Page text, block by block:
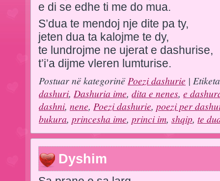
e di se edhe ti me do mua.
S’dua te mendoj nje dite pa ty,
jeten dua ta kalojme te dy,
te lundrojme ne ujerat e dashurise,
t’i’a dijme vleren lumturise.
Postuar në kategorinë Poezi dashurie |
dashuri, Dashuria ime, dita e nenes, e
dashni, nene, Poezi dashurie, poezi per
bukura, princesha ime, princi im, shqip, te
Dyshim